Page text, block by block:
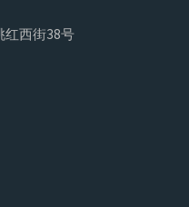
红西街38号